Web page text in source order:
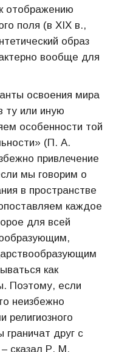
отображению
поля (в ХIХ в.,
образ
вообще для
освоения мира
ту или иную
особенности той
(П. А.
привлечение
мы говорим о
в пространстве
каждое
для всей
как
Поэтому, если
неизбежно
религиозного
граничат друг с
сказал Р. М.